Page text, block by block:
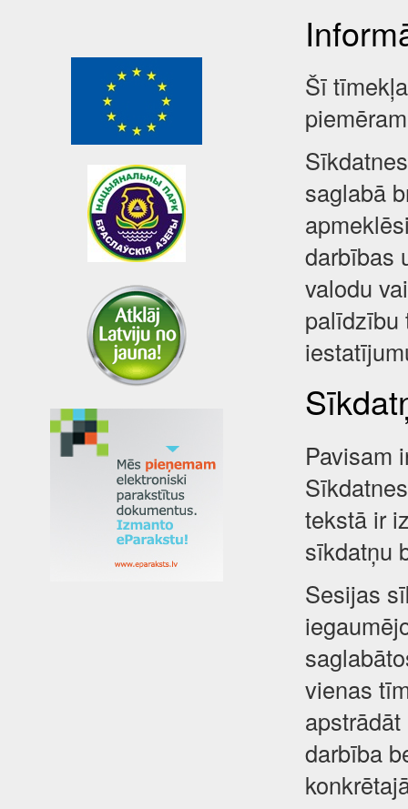
Šī
saglabā
darbības
valodu
palīdzību
Pavisam
tekstā ir
sīkdatņu
Sesijas
vienas
darbība